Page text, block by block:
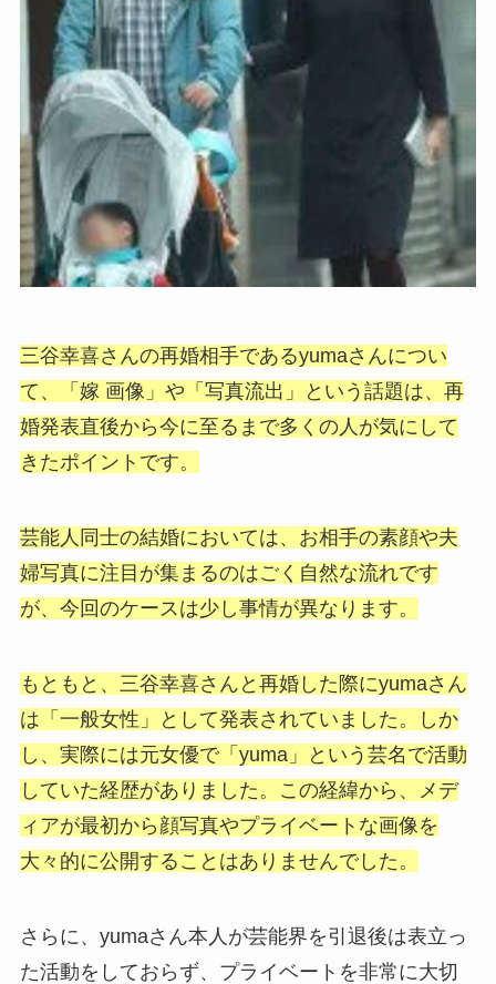
三谷幸喜さんの再婚相手であるyumaさんについ
て、「嫁 画像」や「写真流出」という話題は、再
婚発表直後から今に至るまで多くの人が気にして
きたポイントです。
芸能人同士の結婚においては、お相手の素顔や夫
婦写真に注目が集まるのはごく自然な流れです
が、今回のケースは少し事情が異なります。
もともと、三谷幸喜さんと再婚した際にyumaさん
は「一般女性」として発表されていました。しか
し、実際には元女優で「yuma」という芸名で活動
していた経歴がありました。この経緯から、メデ
ィアが最初から顔写真やプライベートな画像を
大々的に公開することはありませんでした。
さらに、yumaさん本人が芸能界を引退後は表立っ
た活動をしておらず、プライベートを非常に大切